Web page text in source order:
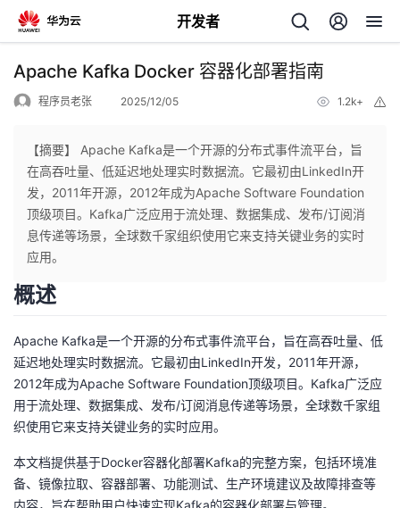
开发者
返
个
人
主
页
我
的
开
发
者
我
Apache Kafka Docker 容器化部署指南
程序员老张 2025/12/05 1.2k+
【摘要】 Apache Kafka是一个开源的分布式事件流平台，旨
在高吞吐量、低延迟地处理实时数据流。它最初由LinkedIn开
发，2011年开源，2012年成为Apache Software Foundation
顶级项目。Kafka广泛应用于流处理、数据集成、发布/订阅消
息传递等场景，全球数千家组织使用它来支持关键业务的实时
应用。
概述
Apache Kafka是一个开源的分布式事件流平台，旨在高吞吐量、低
延迟地处理实时数据流。它最初由LinkedIn开发，2011年开源，
2012年成为Apache Software Foundation顶级项目。Kafka广泛应
用于流处理、数据集成、发布/订阅消息传递等场景，全球数千家组
织使用它来支持关键业务的实时应用。
本文档提供基于Docker容器化部署Kafka的完整方案，包括环境准
备、镜像拉取、容器部署、功能测试、生产环境建议及故障排查等